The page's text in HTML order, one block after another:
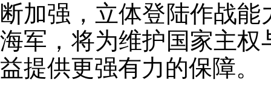
断加强，立体登陆作战
海军，将为维护国家主
益提供更强有力的保障。